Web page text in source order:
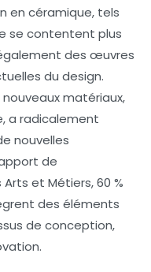
en céramique, tels
se contentent plus
des œuvres
du design.
nouveaux matériaux,
, a radicalement
nouvelles
de
et Métiers, 60 %
des éléments
de conception,